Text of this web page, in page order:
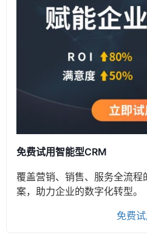
免费试用智能型CRM
覆盖营销、销售、服务全流程
案，助力企业的数字化转型。
免费试